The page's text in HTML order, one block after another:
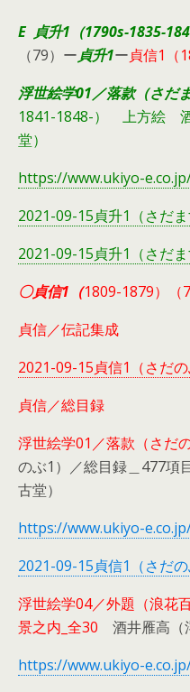
E 貞升1（1790s-1835-
（79）ー貞升1ー貞信1（
浮世絵学01／落款（さだ
1841-1848-） 上方絵
堂）
https://www.ukiyo-
2021-09-15貞升1（さだ
2021-09-15貞升1（さだ
〇貞信1（1809-1879）（
貞信／伝記集成
2021-09-15貞信1（さだ
貞信／総目録
浮世絵学01／落款（さだの
のぶ1）／総目録＿477
古堂）
https://www.ukiyo-
2021-09-15貞信1（さだ
浮世絵学04／外題（浪花
景之内_全30 酒井雁高（
https://www.ukiyo-